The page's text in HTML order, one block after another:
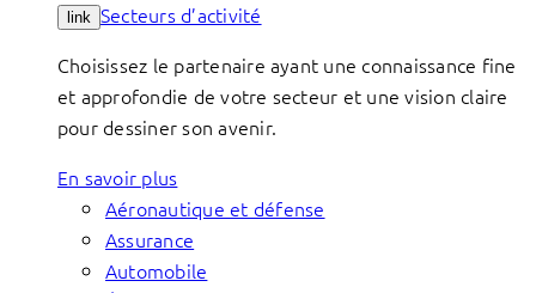
link Secteurs d’activité
Choisissez le partenaire ayant une connaissance fine
et approfondie de votre secteur et une vision claire
pour dessiner son avenir.
En savoir plus
Aéronautique et défense
Assurance
Automobile